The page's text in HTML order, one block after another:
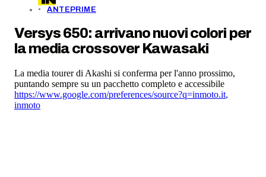
ANTEPRIME
Versys 650: arrivano nuovi colori per
la media crossover Kawasaki
La media tourer di Akashi si conferma per l'anno prossimo,
puntando sempre su un pacchetto completo e accessibile
https://www.google.com/preferences/source?q=inmoto.it,
inmoto